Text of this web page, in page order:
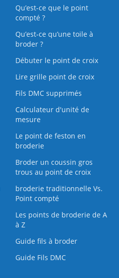
Qu’est-ce que le point
compté ?
Qu’est‑ce qu’une toile à
broder ?
Débuter le point de croix
Lire grille point de croix
Fils DMC supprimés
Calculateur d'unité de
mesure
Le point de feston en
broderie
Broder un coussin gros
trous au point de croix
broderie traditionnelle Vs.
Point compté
Les points de broderie de A
à Z
Guide fils à broder
Guide Fils DMC